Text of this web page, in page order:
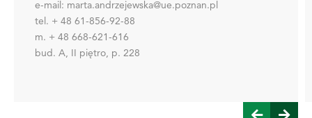
e-mail: marta.andrzejewska@ue.poznan.pl
tel. + 48 61-856-92-88
m. + 48 668-621-616
bud. A, II piętro, p. 228